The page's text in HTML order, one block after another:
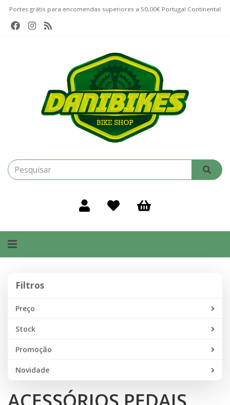
Portes grátis para encomendas superiores a 50,00€ Portugal Continental
Alternar
Filtros
Preço
Stock
Promoção
Novidade